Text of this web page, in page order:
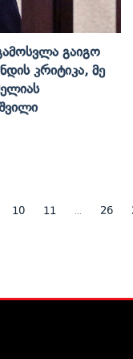
Გაიგო
Კრიტიკა, Მე
10 11 26